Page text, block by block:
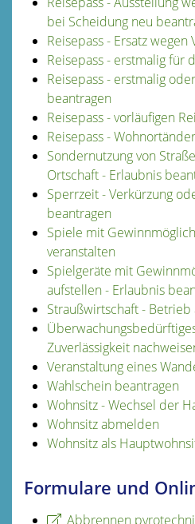
bei Scheidung neu
Reisepass - Ersatz
Reisepass - erstmalig für
Reisepass - erstmalig
beantragen
Reisepass - vorläufigen
Reisepass -
Sondernutzung von
Ortschaft - Erlaubnis
Sperrzeit - Verkürzung
beantragen
Spiele mit
veranstalten
Spielgeräte mit
aufstellen - Erlaubnis
Straußwirtschaft - Betrieb
Zuverlässigkeit
Veranstaltung eines
Wahlschein beantragen
Wohnsitz - Wechsel der
Wohnsitz abmelden
Wohnsitz als
Formulare und
Abbrennen